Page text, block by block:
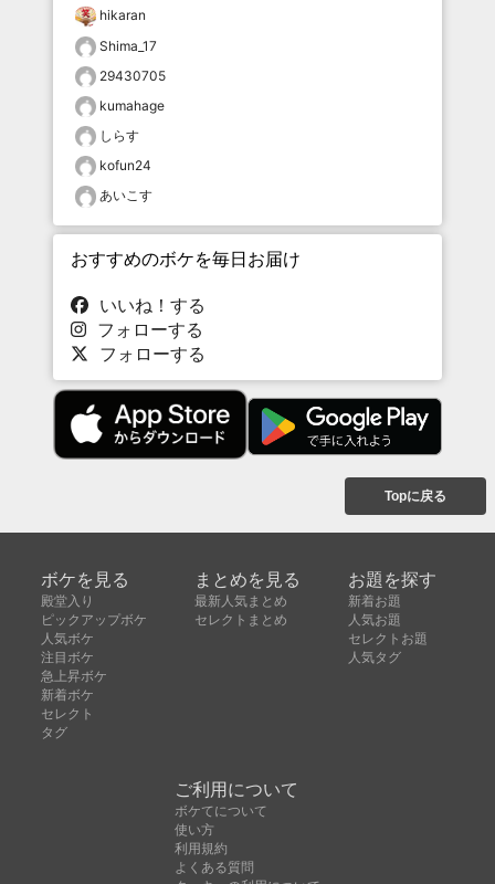
hikaran
Shima_17
29430705
kumahage
しらす
kofun24
あいこす
おすすめのボケを毎日お届け
いいね！する
フォローする
フォローする
Topに戻る
ボケを見る
殿堂入り
ピックアップボケ
人気ボケ
注目ボケ
急上昇ボケ
新着ボケ
セレクト
タグ
まとめを見る
最新人気まとめ
セレクトまとめ
お題を探す
新着お題
人気お題
セレクトお題
人気タグ
ご利用について
ボケてについて
使い方
利用規約
よくある質問